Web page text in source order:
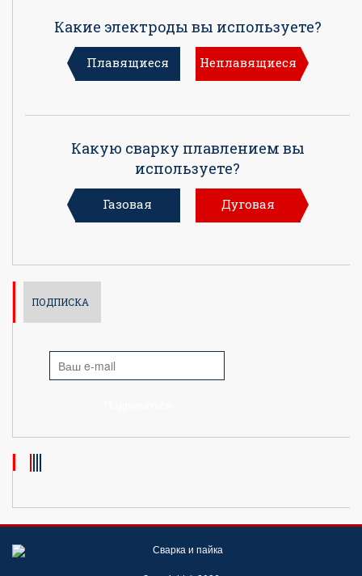
Какие электроды вы используете?
Плавящиеся Неплавящиеся
Какую сварку плавлением вы
используете?
Газовая Дуговая
ПОДПИСКА